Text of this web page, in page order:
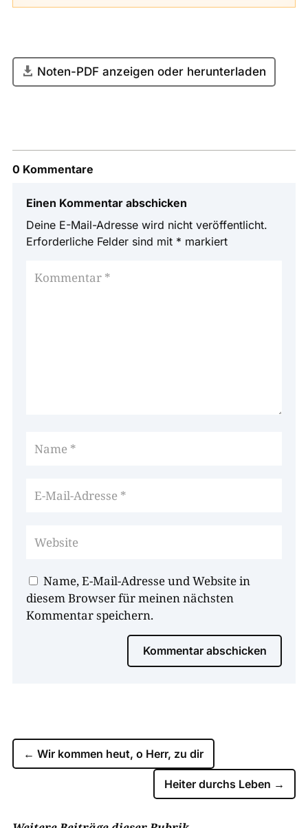
Noten-PDF anzeigen oder herunterladen
0 Kommentare
Einen Kommentar abschicken
Deine E-Mail-Adresse wird nicht veröffentlicht.
Erforderliche Felder sind mit * markiert
Name, E-Mail-Adresse und Website in
diesem Browser für meinen nächsten
Kommentar speichern.
Kommentar abschicken
← Wir kommen heut, o Herr, zu dir
Heiter durchs Leben →